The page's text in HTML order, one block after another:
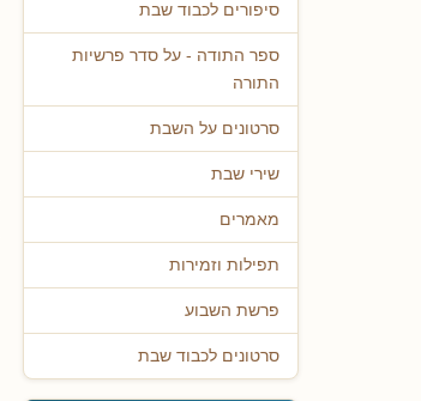
סיפורים לכבוד שבת
ספר התודה - על סדר פרשיות
התורה
סרטונים על השבת
שירי שבת
מאמרים
תפילות וזמירות
פרשת השבוע
סרטונים לכבוד שבת